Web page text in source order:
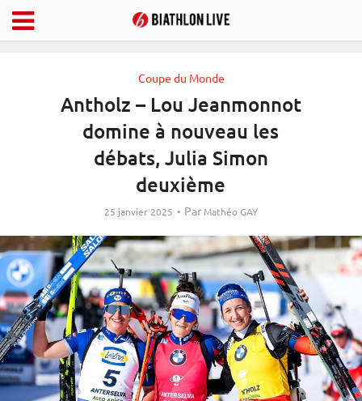
Coupe du Monde
Antholz – Lou Jeanmonnot
domine à nouveau les
débats, Julia Simon
deuxième
25 janvier 2025 Par Mathéo GAY